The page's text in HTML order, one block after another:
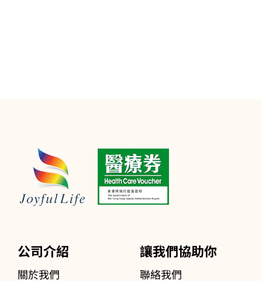
公司介紹
關於我們
讓我們協助你
聯絡我們